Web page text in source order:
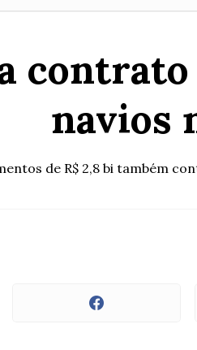
navios
de R$ 2,8 bi também